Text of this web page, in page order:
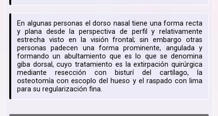
En algunas personas el dorso nasal tiene una forma recta
y plana desde la perspectiva de perfil y relativamente
estrecha visto en la visión frontal; sin embargo otras
personas padecen una forma prominente, angulada y
formando un abultamiento que es lo que se denomina
giba dorsal, cuyo tratamiento es la extirpación quirúrgica
mediante resección con bisturí del cartílago, la
osteotomía con escoplo del hueso y el raspado con lima
para su regularización fina.